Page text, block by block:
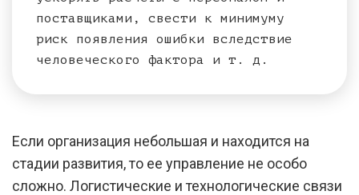
поставщиками, свести к минимуму
риск появления ошибки вследствие
человеческого фактора и т. д.
Если организация небольшая и находится на
стадии развития, то ее управление не особо
сложно. Логистические и технологические связи